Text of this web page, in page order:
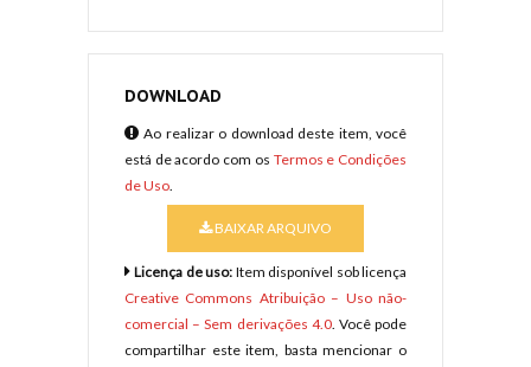
DOWNLOAD
Ao realizar o download deste item, você
está de acordo com os Termos e Condições
de Uso.
BAIXAR ARQUIVO
Licença de uso: Item disponível sob licença
Creative Commons Atribuição – Uso não-
comercial – Sem derivações 4.0. Você pode
compartilhar este item, basta mencionar o